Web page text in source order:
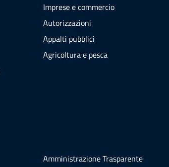
Imprese e commercio
Autorizzazioni
Appalti pubblici
Agricoltura e pesca
Amministrazione Trasparente